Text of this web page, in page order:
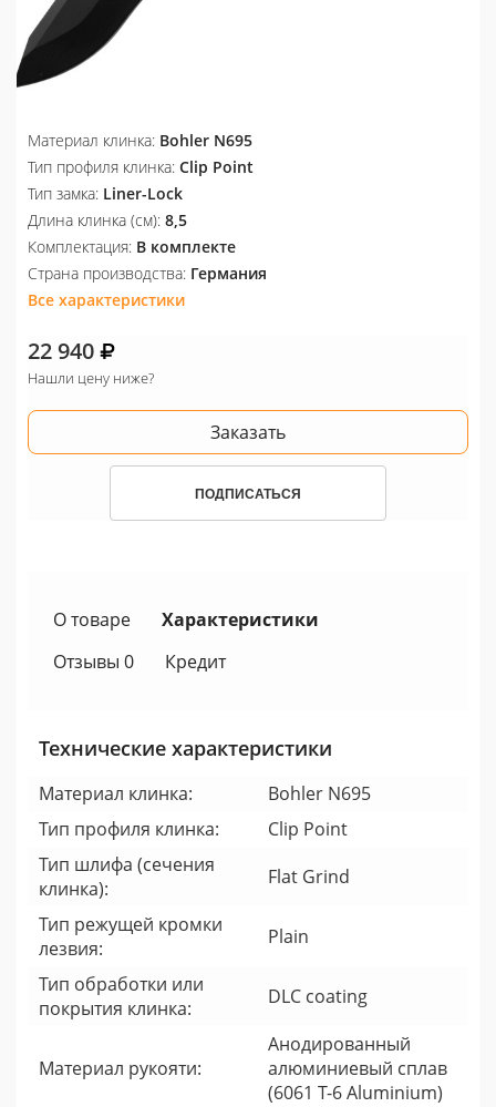
Материал клинка: Bohler N695
Тип профиля клинка: Clip Point
Тип замка: Liner-Lock
Длина клинка (см): 8,5
Комплектация: В комплекте
Страна производства: Германия
Все характеристики
22 940
Нашли цену ниже?
Заказать
ПОДПИСАТЬСЯ
О товаре
Характеристики
Отзывы 0
Кредит
Технические характеристики
Материал клинка:
Bohler N695
Тип профиля клинка:
Clip Point
Тип шлифа (сечения
клинка):
Flat Grind
Тип режущей кромки
лезвия:
Plain
Тип обработки или
покрытия клинка:
DLC coating
Материал рукояти:
Анодированный
алюминиевый сплав
(6061 T-6 Aluminium)